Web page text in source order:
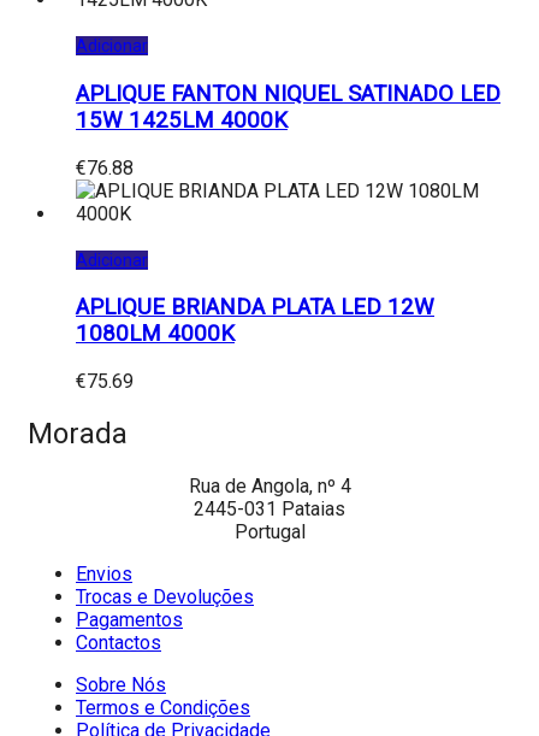
Adicionar
APLIQUE FANTON NIQUEL SATINADO LED
15W 1425LM 4000K
€76.88
Adicionar
APLIQUE BRIANDA PLATA LED 12W
1080LM 4000K
€75.69
Morada
Rua de Angola, nº 4
2445-031 Pataias
Portugal
Envios
Trocas e Devoluções
Pagamentos
Contactos
Sobre Nós
Termos e Condições
Política de Privacidade